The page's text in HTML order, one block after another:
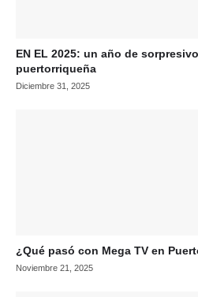
EN EL 2025: un año de
puertorriqueña
Diciembre 31, 2025
¿Qué pasó con Mega TV en
Noviembre 21, 2025